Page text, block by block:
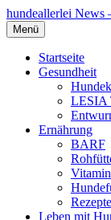
hundeallerlei News
Menü
Startseite
Gesundheit
LESIA
Ernährung
BARF
Rezepte
Leben mit